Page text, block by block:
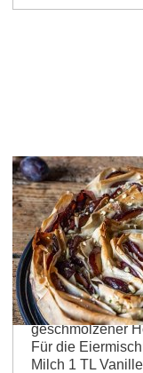
Crinkle Cake
Pistazien
Zutaten für 4
inkl. Stein) 1
geschmolzener
Für die
Milch 1 TL